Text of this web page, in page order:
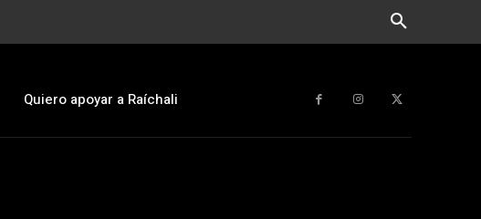
Quiero apoyar a Raíchali